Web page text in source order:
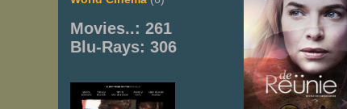
Movies..: 261
Blu-Rays: 306